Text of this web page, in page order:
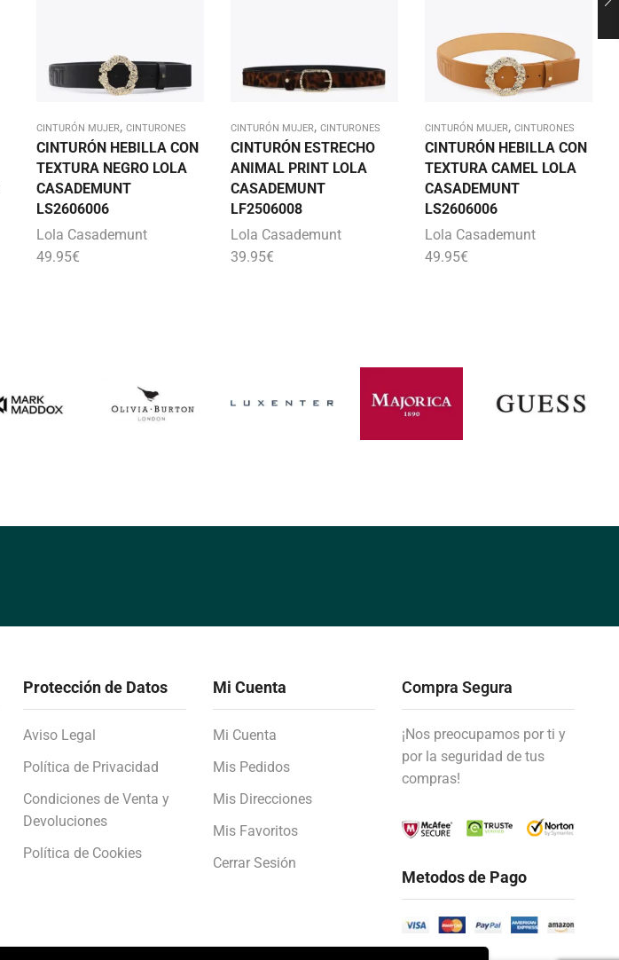
CINTURÓN MUJER, CINTURONES
CINTURÓN HEBILLA CON
TEXTURA NEGRO LOLA
CASADEMUNT
LS2606006
Lola Casademunt
49.95€
CINTURÓN MUJER, CINTURONES
CINTURÓN ESTRECHO
ANIMAL PRINT LOLA
CASADEMUNT
LF2506008
Lola Casademunt
39.95€
CINTURÓN MUJER, CINTURONES
CINTURÓN HEBILLA CON
TEXTURA CAMEL LOLA
CASADEMUNT
LS2606006
Lola Casademunt
49.95€
Protección de Datos
Aviso Legal
Política de Privacidad
Condiciones de Venta y
Devoluciones
Política de Cookies
Mi Cuenta
Mi Cuenta
Mis Pedidos
Mis Direcciones
Mis Favoritos
Cerrar Sesión
Compra Segura
¡Nos preocupamos por ti y
por la seguridad de tus
compras!
Metodos de Pago